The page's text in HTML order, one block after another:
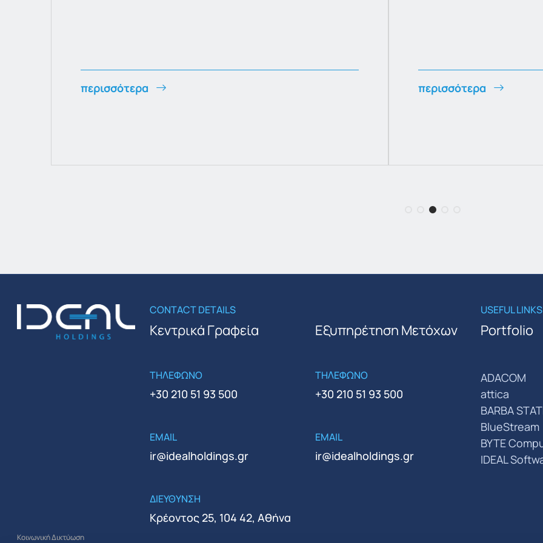
περισσότερα περισσότερα
Κοινωνική Δικτύωση
CONTACT DETAILS
Κεντρικά Γραφεία
ΤΗΛΕΦΩΝΟ
+30 210 51 93 500
EMAIL
ir@idealholdings.gr
ΔΙΕΥΘΥΝΣΗ
Κρέοντος 25, 104 42, Αθήνα
Εξυπηρέτηση Μετόχων
ΤΗΛΕΦΩΝΟ
+30 210 51 93 500
EMAIL
ir@idealholdings.gr
USEFUL LINKS
Portfolio
ADACOM
attica
BARBA
BlueStream
BYTE
IDEAL